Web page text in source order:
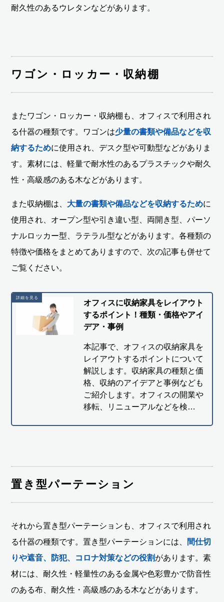
耐久性のあるウレタンなどがあります。
ワゴン・ロッカー・収納棚
またワゴン・ロッカー・収納棚も、オフィスで利用され
る什器の種類です。ワゴンは少量の書類や備品などを収
納するために使用され、デスク型や可動型などがありま
す。素材には、軽量で耐水性のあるプラスチックや耐久
性・高級感のある木などがあります。
また収納棚は、 大量の書類や備品などを収納するために
使用され、オープン型や引き違い型、両開き型、パーソ
ナルロッカー型、ラテラル型などがあります。各種類の
特徴や価格をまとめてありますので、次の記事も併せて
ご覧ください。
オフィスに収納家具をレイアウト
するポイント！種類・価格やアイ
デア・事例
本記事で、オフィスの収納家具を
レイアウトするポイントについて
解説します。収納家具の種類と価
格、収納のアイデアと事例なども
ご紹介します。オフィスの開業や
移転、リニューアルなどを検…
置き型パーテーション
それから置き型パーテーションも、オフィスで利用され
る什器の種類です。置き型パーテーションには、 間仕切
りや遮音、防犯、コロナ対策などの役割があります。素
材には、耐久性・軽量性のある金属や色彩豊かで防音性
のある布、耐久性・高級感のある木などがあります。